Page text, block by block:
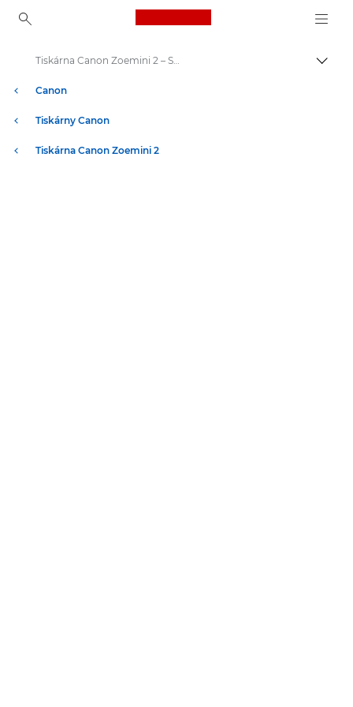
Canon Logo, back to
Canon
Tiskárny Canon
Tiskárna Canon Zoemini 2
Tiskárna Canon Zoemini 2 – Specifikace